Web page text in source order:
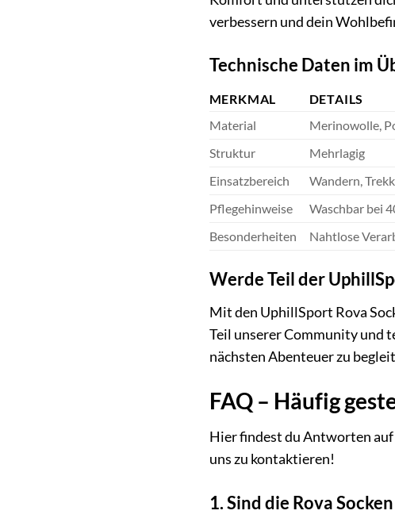
verbessern und dein
Technische Daten im
MERKMAL
DETAILS
Material
Merinowolle,
Struktur
Mehrlagig
Einsatzbereich
Wandern,
Pflegehinweise
Waschbar bei
Besonderheiten
Nahtlose
Werde Teil der
Mit den UphillSport Rova
Teil unserer Community und
nächsten Abenteuer zu
FAQ – Häufig
Hier findest du Antworten auf
uns zu kontaktieren!
1. Sind die Rova